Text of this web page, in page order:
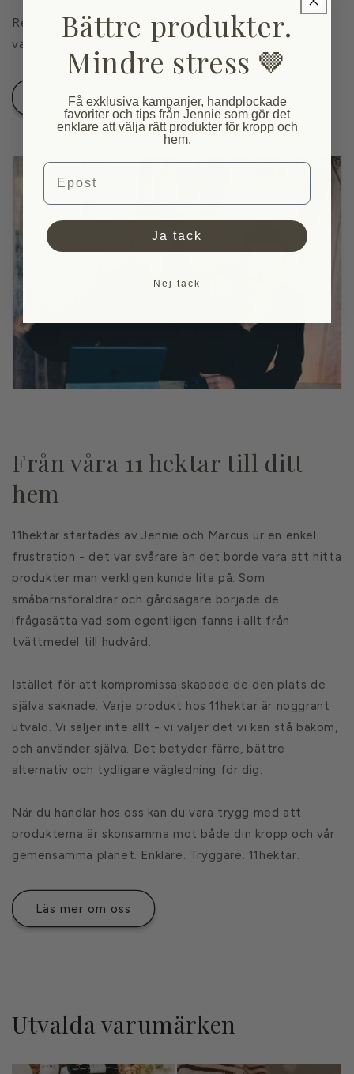
Renare formuleringar. Bättre balans. Ett hår som får
vara sitt naturliga jag.
All hårvård
Från våra 11 hektar till ditt
hem
11hektar startades av Jennie och Marcus ur en enkel
frustration - det var svårare än det borde vara att hitta
produkter man verkligen kunde lita på. Som
småbarnsföräldrar och gårdsägare började de
ifrågasätta vad som egentligen fanns i allt från
tvättmedel till hudvård.
Istället för att kompromissa skapade de den plats de
själva saknade. Varje produkt hos 11hektar är noggrant
utvald. Vi säljer inte allt - vi väljer det vi kan stå bakom,
och använder själva. Det betyder färre, bättre
alternativ och tydligare vägledning för dig.
När du handlar hos oss kan du vara trygg med att
produkterna är skonsamma mot både din kropp och vår
gemensamma planet. Enklare. Tryggare. 11hektar.
Läs mer om oss
Utvalda varumärken
Bättre produkter.
Mindre stress 🤎
Få exklusiva kampanjer, handplockade
favoriter och tips från Jennie som gör det
enklare att välja rätt produkter för kropp och
hem.
Email
Ja tack
Nej tack